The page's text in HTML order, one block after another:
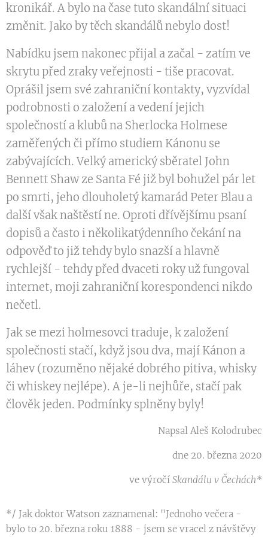
kronikář. A bylo na čase tuto skandální situaci
změnit. Jako by těch skandálů nebylo dost!
Nabídku jsem nakonec přijal a začal - zatím ve
skrytu před zraky veřejnosti - tiše pracovat.
Oprášil jsem své zahraniční kontakty, vyzvídal
podrobnosti o založení a vedení jejich
společností a klubů na Sherlocka Holmese
zaměřených či přímo studiem Kánonu se
zabývajících. Velký americký sběratel John
Bennett Shaw ze Santa Fé již byl bohužel pár let
po smrti, jeho dlouholetý kamarád Peter Blau a
další však naštěstí ne. Oproti dřívějšímu psaní
dopisů a často i několikatýdenního čekání na
odpověď to již tehdy bylo snazší a hlavně
rychlejší - tehdy před dvaceti roky už fungoval
internet, moji zahraniční korespondenci nikdo
nečetl.
Jak se mezi holmesovci traduje, k založení
společnosti stačí, když jsou dva, mají Kánon a
láhev (rozuměno nějaké dobrého pitiva, whisky
či whiskey nejlépe). A je-li nejhůře, stačí pak
člověk jeden. Podmínky splněny byly!
Napsal Aleš Kolodrubec
dne 20. března 2020
ve výročí Skandálu v Čechách*
*/ Jak doktor Watson zaznamenal: "Jednoho večera -
bylo to 20. března roku 1888 - jsem se vracel z návštěvy